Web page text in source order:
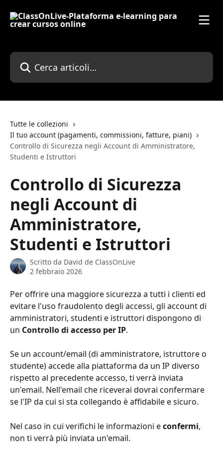
Cerca articoli…
Tutte le collezioni
Il tuo account (pagamenti, commissioni, fatture, piani)
Controllo di Sicurezza negli Account di Amministratore,
Studenti e Istruttori
Controllo di Sicurezza
negli Account di
Amministratore,
Studenti e Istruttori
Scritto da David de ClassOnLive
2 febbraio 2026
Per offrire una maggiore sicurezza a tutti i clienti ed
evitare l'uso fraudolento degli accessi, gli account di
amministratori, studenti e istruttori dispongono di
un Controllo di accesso per IP.
Se un account/email (di amministratore, istruttore o
studente) accede alla piattaforma da un IP diverso
rispetto al precedente accesso, ti verrà inviata
un'email. Nell'email che riceverai dovrai confermare
se l'IP da cui si sta collegando è affidabile e sicuro.
Nel caso in cui verifichi le informazioni e confermi,
non ti verrà più inviata un'email.